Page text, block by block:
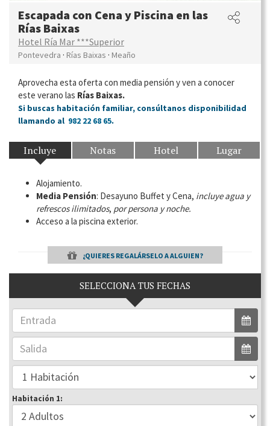
Escapada con Cena y Piscina en las
Rías Baixas
Hotel Ría Mar ***Superior
Pontevedra · Rías Baixas · Meaño
Aprovecha esta oferta con media pensión y ven a conocer
este verano las Rías Baixas.
Si buscas habitación familiar, consúltanos disponibilidad
llamando al 982 22 68 65.
Incluye Notas Hotel Lugar
Alojamiento.
Media Pensión: Desayuno Buffet y Cena, incluye agua y
refrescos ilimitados, por persona y noche.
Acceso a la piscina exterior.
¿QUIERES REGALÁRSELO A ALGUIEN?
SELECCIONA TUS FECHAS
Habitación 1: